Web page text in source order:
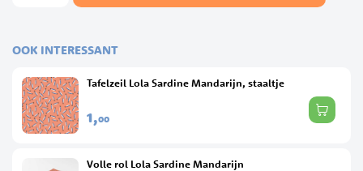
OOK INTERESSANT
Tafelzeil Lola Sardine Mandarijn, staaltje
1,00
Volle rol Lola Sardine Mandarijn